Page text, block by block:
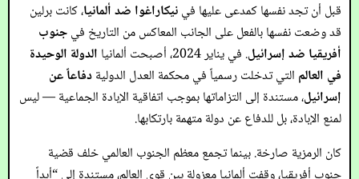
قبل أن تجد نفسها كمدعى عليها فينيكاراغوا ضد ألمانيا، كانت برلين
قد وضعت نفسها بالفعل على الجانب المعاكس من التاريخ فيجنوب
أفريقيا ضد إسرائيل. في يناير 2024، أصبحت ألمانيا
الدولة الوحيدة
في العالم التي تدخلت رسمياً في محكمة العدل الدوليةدفاعاً عن
إسرائيل، مستندة إلى التزاماتها بموجب اتفاقية الإبادة الجماعية — ليس
لمنع الإبادة، بل للدفاع عن دولة متهمة بارتكابها.
كان الرمزية صارخة. بينما تجمع معظم الجنوب العالمي خلف قضية